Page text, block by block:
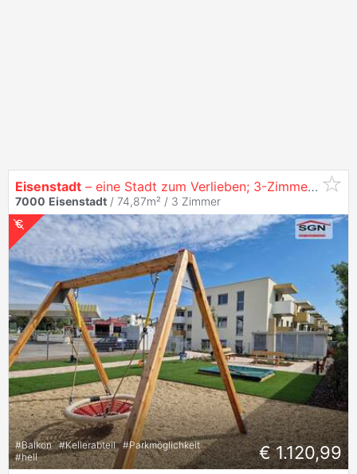
Eisenstadt – eine Stadt zum Verlieben; 3-Zimmer-
7000 Eisenstadt / 74,87m² / 3 Zimmer
#Balkon #Kellerabteil #Parkmöglichkeit
#hell € 1.120,99